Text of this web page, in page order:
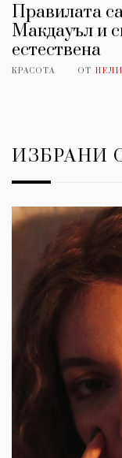
Правилата
Макдауъл и
естествена
КРАСОТА ОТ
ИЗБРАНИ